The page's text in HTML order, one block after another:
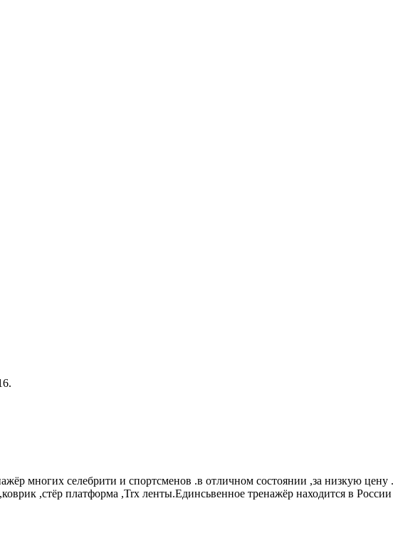
многих селебрити и спортсменов .в отличном состоянии ,за низкую цену
,стёр платформа ,Trx ленты.Единсьвенное тренажёр находится в